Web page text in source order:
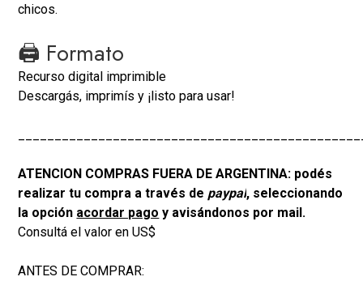
chicos.
🖨️ Formato
Recurso digital imprimible
Descargás, imprimís y ¡listo para usar!
ATENCION COMPRAS FUERA DE ARGENTINA: podés
realizar tu compra a través de paypal, seleccionando
la opción acordar pago y avisándonos por mail.
Consultá el valor en US$
ANTES DE COMPRAR: